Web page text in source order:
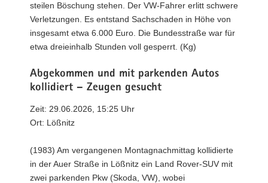
steilen Böschung stehen. Der VW-Fahrer erlitt schwere
Verletzungen. Es entstand Sachschaden in Höhe von
insgesamt etwa 6.000 Euro. Die Bundesstraße war für
etwa dreieinhalb Stunden voll gesperrt. (Kg)
Abgekommen und mit parkenden Autos
kollidiert – Zeugen gesucht
Zeit: 29.06.2026, 15:25 Uhr
Ort: Lößnitz
(1983) Am vergangenen Montagnachmittag kollidierte
in der Auer Straße in Lößnitz ein Land Rover-SUV mit
zwei parkenden Pkw (Skoda, VW), wobei